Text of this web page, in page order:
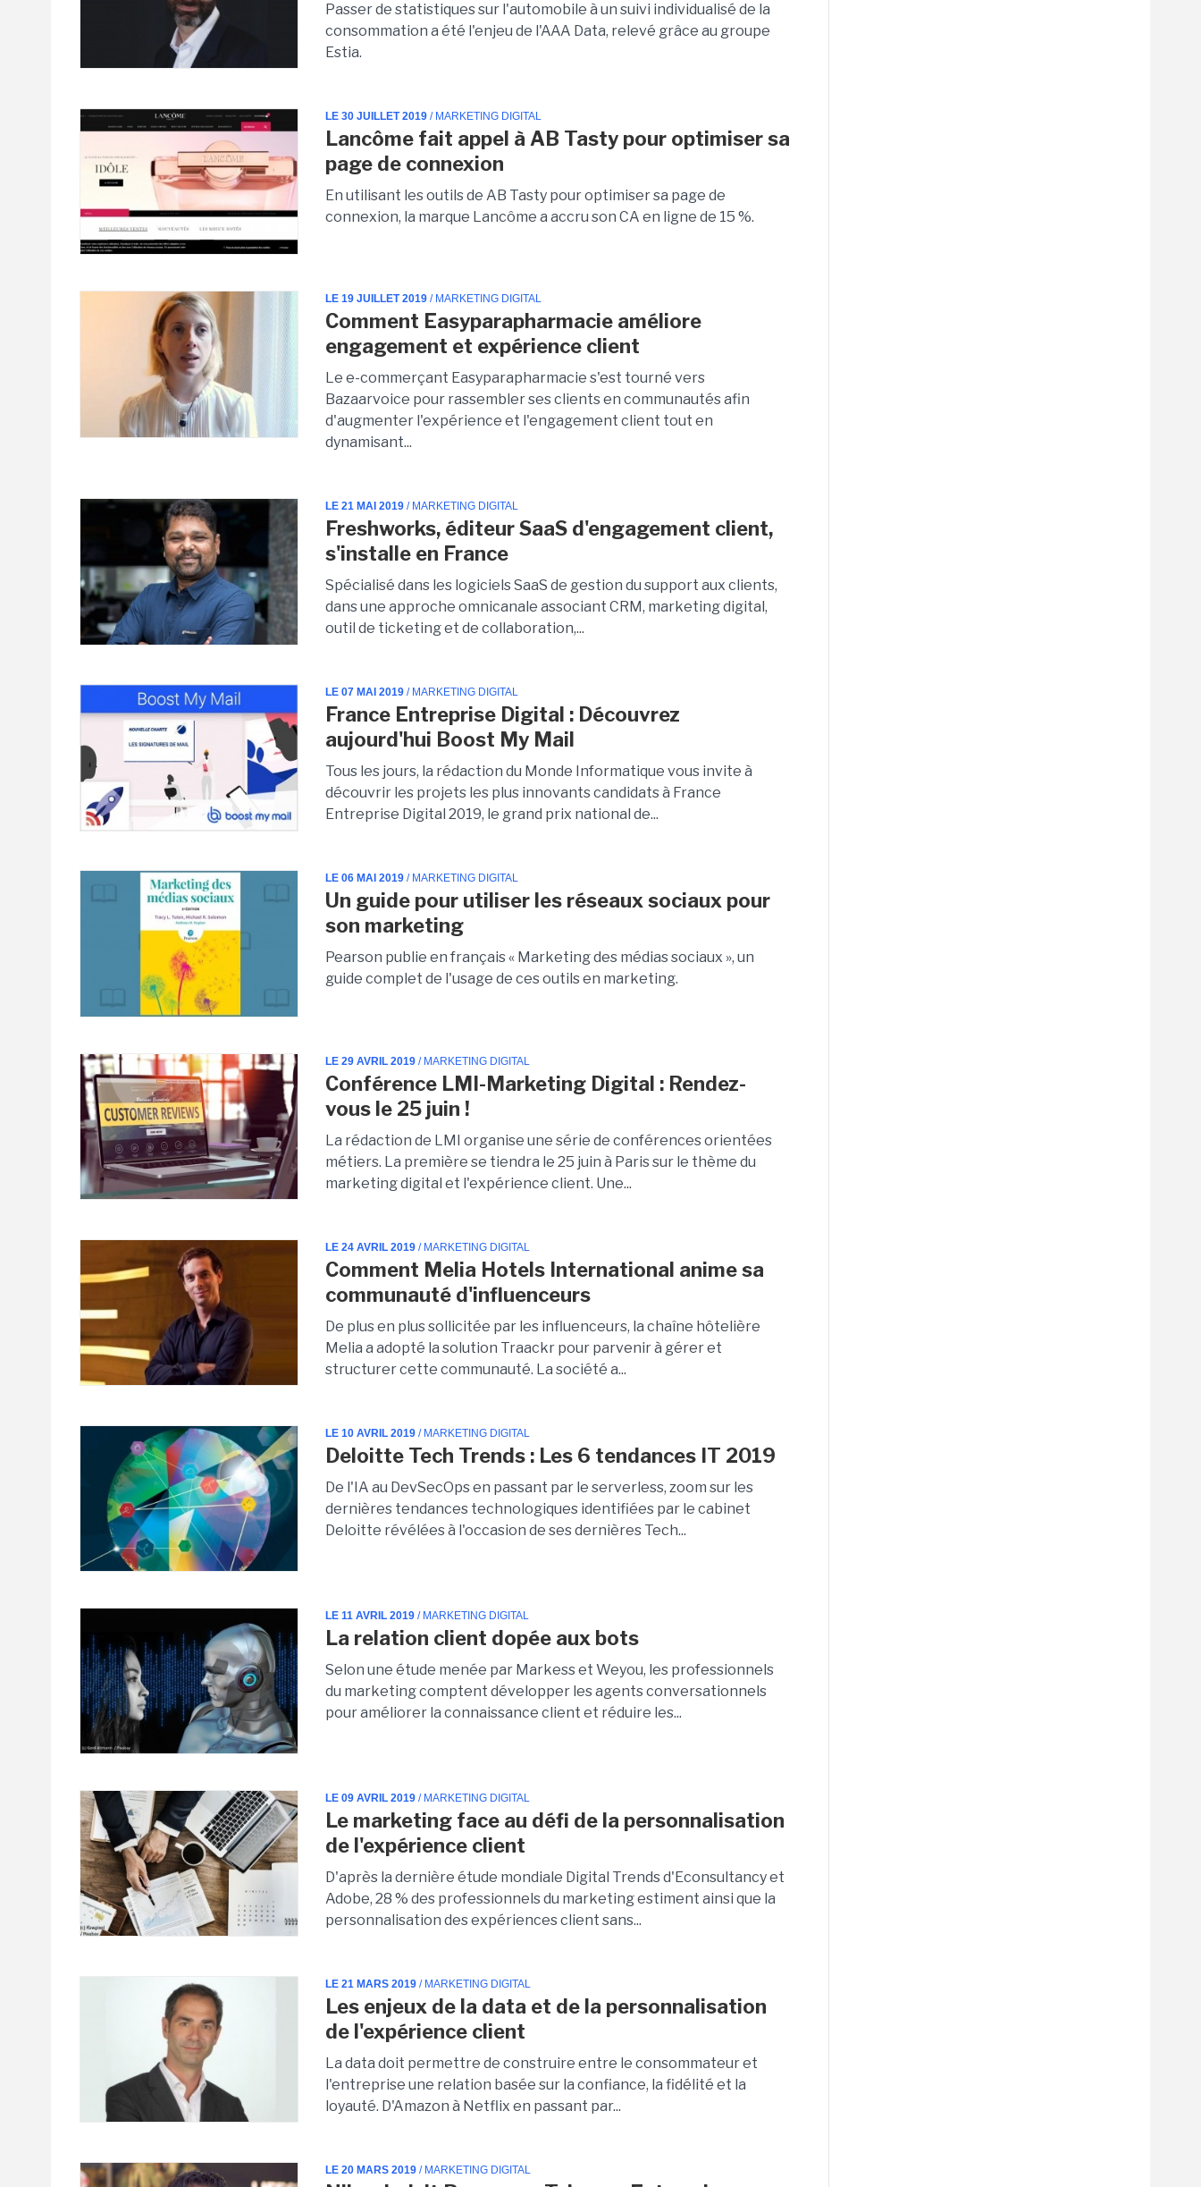
Passer de statistiques sur l'automobile à un suivi individualisé de la
consommation a été l'enjeu de l'AAA Data, relevé grâce au groupe
Estia.
LE 30 JUILLET 2019 / MARKETING DIGITAL
Lancôme fait appel à AB Tasty pour optimiser sa
page de connexion
En utilisant les outils de AB Tasty pour optimiser sa page de
connexion, la marque Lancôme a accru son CA en ligne de 15 %.
LE 19 JUILLET 2019 / MARKETING DIGITAL
Comment Easyparapharmacie améliore
engagement et expérience client
Le e-commerçant Easyparapharmacie s'est tourné vers
Bazaarvoice pour rassembler ses clients en communautés afin
d'augmenter l'expérience et l'engagement client tout en
dynamisant...
LE 21 MAI 2019 / MARKETING DIGITAL
Freshworks, éditeur SaaS d'engagement client,
s'installe en France
Spécialisé dans les logiciels SaaS de gestion du support aux clients,
dans une approche omnicanale associant CRM, marketing digital,
outil de ticketing et de collaboration,...
LE 07 MAI 2019 / MARKETING DIGITAL
France Entreprise Digital : Découvrez
aujourd'hui Boost My Mail
Tous les jours, la rédaction du Monde Informatique vous invite à
découvrir les projets les plus innovants candidats à France
Entreprise Digital 2019, le grand prix national de...
LE 06 MAI 2019 / MARKETING DIGITAL
Un guide pour utiliser les réseaux sociaux pour
son marketing
Pearson publie en français « Marketing des médias sociaux », un
guide complet de l'usage de ces outils en marketing.
LE 29 AVRIL 2019 / MARKETING DIGITAL
Conférence LMI-Marketing Digital : Rendez-
vous le 25 juin !
La rédaction de LMI organise une série de conférences orientées
métiers. La première se tiendra le 25 juin à Paris sur le thème du
marketing digital et l'expérience client. Une...
LE 24 AVRIL 2019 / MARKETING DIGITAL
Comment Melia Hotels International anime sa
communauté d'influenceurs
De plus en plus sollicitée par les influenceurs, la chaîne hôtelière
Melia a adopté la solution Traackr pour parvenir à gérer et
structurer cette communauté. La société a...
LE 10 AVRIL 2019 / MARKETING DIGITAL
Deloitte Tech Trends : Les 6 tendances IT 2019
De l'IA au DevSecOps en passant par le serverless, zoom sur les
dernières tendances technologiques identifiées par le cabinet
Deloitte révélées à l'occasion de ses dernières Tech...
LE 11 AVRIL 2019 / MARKETING DIGITAL
La relation client dopée aux bots
Selon une étude menée par Markess et Weyou, les professionnels
du marketing comptent développer les agents conversationnels
pour améliorer la connaissance client et réduire les...
LE 09 AVRIL 2019 / MARKETING DIGITAL
Le marketing face au défi de la personnalisation
de l'expérience client
D'après la dernière étude mondiale Digital Trends d'Econsultancy et
Adobe, 28 % des professionnels du marketing estiment ainsi que la
personnalisation des expériences client sans...
LE 21 MARS 2019 / MARKETING DIGITAL
Les enjeux de la data et de la personnalisation
de l'expérience client
La data doit permettre de construire entre le consommateur et
l'entreprise une relation basée sur la confiance, la fidélité et la
loyauté. D'Amazon à Netflix en passant par...
LE 20 MARS 2019 / MARKETING DIGITAL